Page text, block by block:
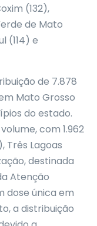
(132),
de Mato
(114) e
de 7.878
Mato Grosso
do estado.
com 1.962
Três Lagoas
destinada
Atenção
dose única em
a distribuição